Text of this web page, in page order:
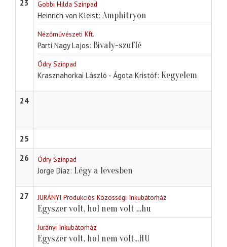
23 Gobbi Hilda Színpad
Heinrich von Kleist Amphitryon
Nézőművészeti Kft.
Parti Nagy Lajos Bivaly-szuflé
Ódry Színpad
Krasznahorkai László - Ágota Kristóf Kegyelem
24
25
26
Ódry Színpad
Jorge Diaz Légy a levesben
27 JURÁNYI Produkciós Közösségi Inkubátorház
Egyszer volt, hol nem volt …hu
Jurányi Inkubátorház
Egyszer volt, hol nem volt...HU